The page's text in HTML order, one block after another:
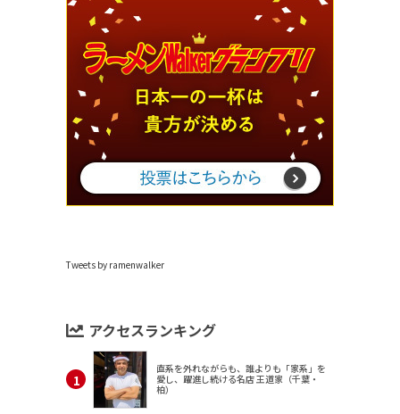
Tweets by ramenwalker
アクセスランキング
直系を外れながらも、誰よりも「家系」を
愛し、躍進し続ける名店 王道家（千葉・
柏）